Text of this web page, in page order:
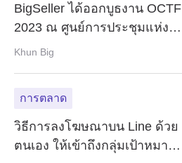
BigSeller ได้ออกบูธงาน OCTF
2023 ณ ศูนย์การประชุมแห่ง
ชาติสิริกิติ์
Khun Big
การตลาด
วิธีการลงโฆษณาบน Line ด้วย
ตนเอง ให้เข้าถึงกลุ่มเป้าหมาย